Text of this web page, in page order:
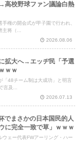
高校野球ファン議論白熱
権の開会式が甲子園で行われ、
主将（...
2026.08.06
拡大へ→エッヂ民「予選
ｗｗ
「48チーム制は大成功」と明言
言及...
2026.07.13
でまさかの日本国民的人
に完全一致で草」ｗｗｗ
ェー代表FWアーリング・ハー